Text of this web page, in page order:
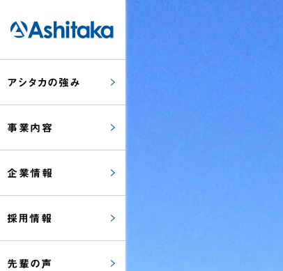
株式会社アシタカ
アシタカの強み
事業内容
企業情報
採用情報
先輩の声